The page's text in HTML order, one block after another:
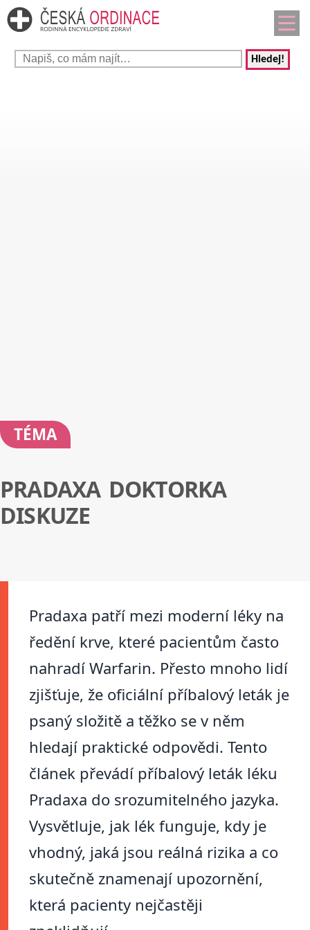
Hledej!
TÉMA
PRADAXA DOKTORKA
DISKUZE
Pradaxa patří mezi moderní léky na
ředění krve, které pacientům často
nahradí Warfarin. Přesto mnoho lidí
zjišťuje, že oficiální příbalový leták je
psaný složitě a těžko se v něm
hledají praktické odpovědi. Tento
článek převádí příbalový leták léku
Pradaxa do srozumitelného jazyka.
Vysvětluje, jak lék funguje, kdy je
vhodný, jaká jsou reálná rizika a co
skutečně znamenají upozornění,
která pacienty nejčastěji